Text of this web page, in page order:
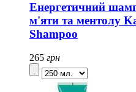
Енергетичний
м'яти та ментолу
Shampoo
265 грн